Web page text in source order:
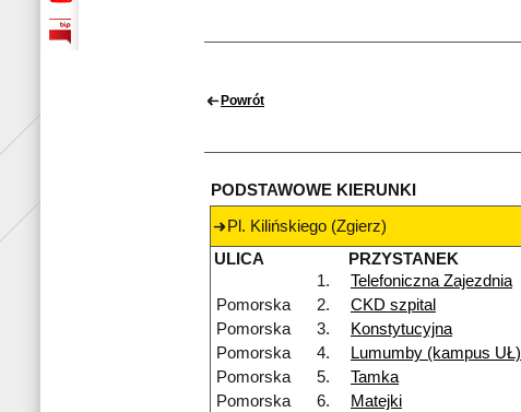
Powrót
PODSTAWOWE KIERUNKI
Pl. Kilińskiego (Zgierz)
ULICA
PRZYSTANEK
1.
Telefoniczna Zajezdnia
Pomorska
2. CKD szpital
Pomorska
3. Konstytucyjna
Pomorska
4. Lumumby (kampus UŁ)
Pomorska
5. Tamka
Pomorska
6. Matejki